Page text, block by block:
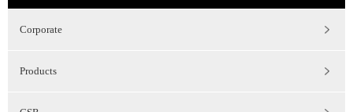
Corporate
Products